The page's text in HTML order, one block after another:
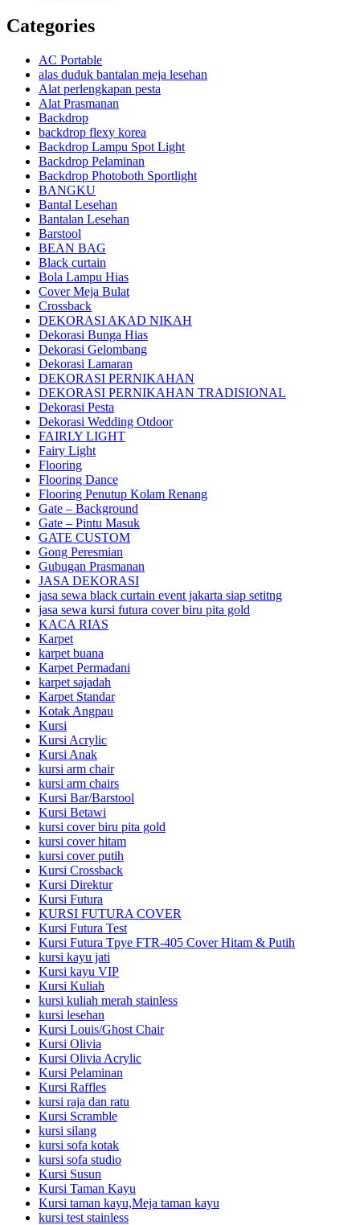
Categories
AC Portable
alas duduk bantalan meja lesehan
Alat perlengkapan pesta
Alat Prasmanan
Backdrop
backdrop flexy korea
Backdrop Lampu Spot Light
Backdrop Pelaminan
Backdrop Photoboth Sportlight
BANGKU
Bantal Lesehan
Bantalan Lesehan
Barstool
BEAN BAG
Black curtain
Bola Lampu Hias
Cover Meja Bulat
Crossback
DEKORASI AKAD NIKAH
Dekorasi Bunga Hias
Dekorasi Gelombang
Dekorasi Lamaran
DEKORASI PERNIKAHAN
DEKORASI PERNIKAHAN TRADISIONAL
Dekorasi Pesta
Dekorasi Wedding Otdoor
FAIRLY LIGHT
Fairy Light
Flooring
Flooring Dance
Flooring Penutup Kolam Renang
Gate – Background
Gate – Pintu Masuk
GATE CUSTOM
Gong Peresmian
Gubugan Prasmanan
JASA DEKORASI
jasa sewa black curtain event jakarta siap setitng
jasa sewa kursi futura cover biru pita gold
KACA RIAS
Karpet
karpet buana
Karpet Permadani
karpet sajadah
Karpet Standar
Kotak Angpau
Kursi
Kursi Acrylic
Kursi Anak
kursi arm chair
kursi arm chairs
Kursi Bar/Barstool
Kursi Betawi
kursi cover biru pita gold
kursi cover hitam
kursi cover putih
Kursi Crossback
Kursi Direktur
Kursi Futura
KURSI FUTURA COVER
Kursi Futura Test
Kursi Futura Tpye FTR-405 Cover Hitam & Putih
kursi kayu jati
Kursi kayu VIP
Kursi Kuliah
kursi kuliah merah stainless
kursi lesehan
Kursi Louis/Ghost Chair
Kursi Olivia
Kursi Olivia Acrylic
Kursi Pelaminan
Kursi Raffles
kursi raja dan ratu
Kursi Scramble
kursi silang
kursi sofa kotak
kursi sofa studio
Kursi Susun
Kursi Taman Kayu
Kursi taman kayu,Meja taman kayu
kursi test stainless